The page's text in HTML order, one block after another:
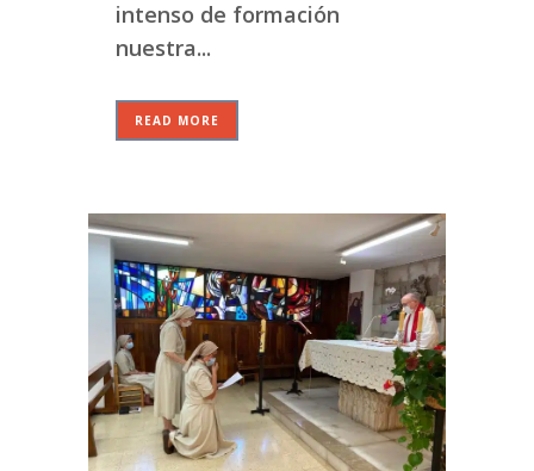
intenso de formación
nuestra...
READ MORE